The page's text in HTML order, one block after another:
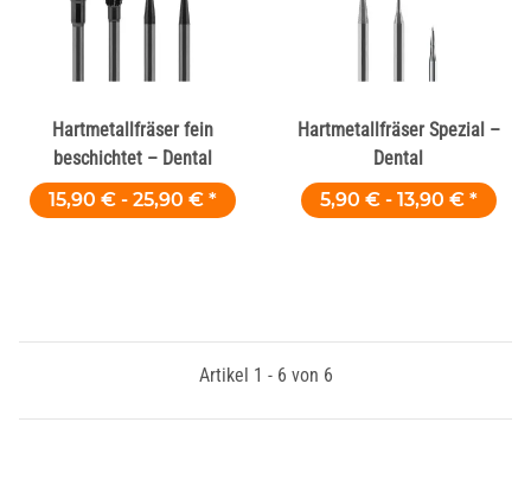
Hartmetallfräser fein
beschichtet – Dental
15,90 € - 25,90 € *
Hartmetallfräser Spezial –
Dental
5,90 € - 13,90 € *
Artikel 1 - 6 von 6